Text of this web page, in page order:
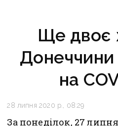
Ще двоє
Донеччини
на
28 липня 2020 р., 08:29
За понеділок, 27